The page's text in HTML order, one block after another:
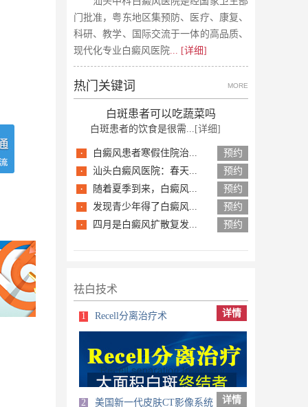
门批准，粤东地区集预防、医疗、康复、
科研、教学、国际交流于一体的高品质、
现代化专业白癜风医院... [详细]
热门关键词 MORE
白斑患者可以吃蔬菜吗
白斑患者的饮食是很需... [详细]
· 白癜风患者寒假住院治... 预约
· 汕头白癜风医院：春天... 预约
· 随着夏季到来，白癜风... 预约
· 发现青少年得了白癜风... 预约
· 四月是白癜风扩散复发... 预约
祛白技术
1 Recell分离治疗术 详情